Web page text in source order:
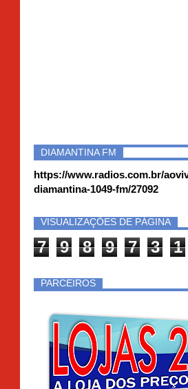
DIAMANTINA FM
https://www.radios.com.br/
diamantina-1049-fm/27092
VISUALIZAÇÕES DE PÁGINA
7 9 8 9 7 3 1
PARCEIROS